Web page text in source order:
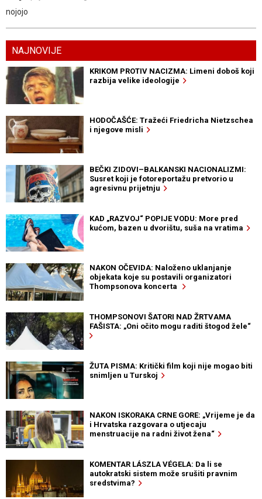
nojojo
NAJNOVIJE
KRIKOM PROTIV NACIZMA: Limeni doboš koji
razbija velike ideologije
HODOČAŠĆE: Tražeći Friedricha Nietzschea
i njegove misli
BEČKI ZIDOVI–BALKANSKI NACIONALIZMI:
Susret koji je fotoreportažu pretvorio u
agresivnu prijetnju
KAD „RAZVOJ“ POPIJE VODU: More pred
kućom, bazen u dvorištu, suša na vratima
NAKON OČEVIDA: Naloženo uklanjanje
objekata koje su postavili organizatori
Thompsonova koncerta
THOMPSONOVI ŠATORI NAD ŽRTVAMA
FAŠISTA: „Oni očito mogu raditi štogod žele“
ŽUTA PISMA: Kritički film koji nije mogao biti
snimljen u Turskoj
NAKON ISKORAKA CRNE GORE: „Vrijeme je da
i Hrvatska razgovara o utjecaju
menstruacije na radni život žena“
KOMENTAR LÁSZLA VÉGELA: Da li se
autokratski sistem može srušiti pravnim
sredstvima?